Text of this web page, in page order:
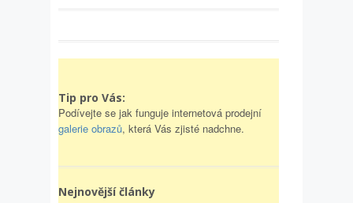
Tip pro Vás:
Podívejte se jak funguje internetová prodejní
galerie obrazů, která Vás zjisté nadchne.
Nejnovější články